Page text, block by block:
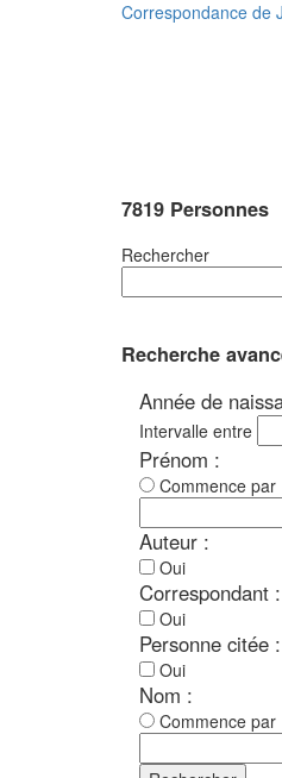
Correspondance de
7819 Personnes
Rechercher
Recherche
Année de
Intervalle entre
Prénom :
Commence par
Auteur :
Oui
Correspondant :
Oui
Personne citée :
Oui
Nom :
Commence par